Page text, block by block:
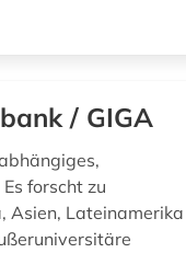
/ GIGA
forscht zu
Asien, Lateinamerika